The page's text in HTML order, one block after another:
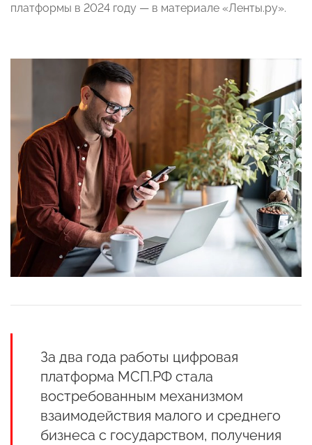
платформы в 2024 году — в материале «Ленты.ру».
За два года работы цифровая
платформа МСП.РФ стала
востребованным механизмом
взаимодействия малого и среднего
бизнеса с государством, получения